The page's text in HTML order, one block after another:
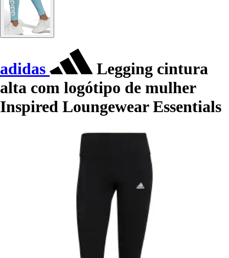
adidas
Legging cintura
alta com logótipo de mulher
Inspired Loungewear Essentials